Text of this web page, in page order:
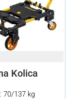
Kolica
70/137 kg